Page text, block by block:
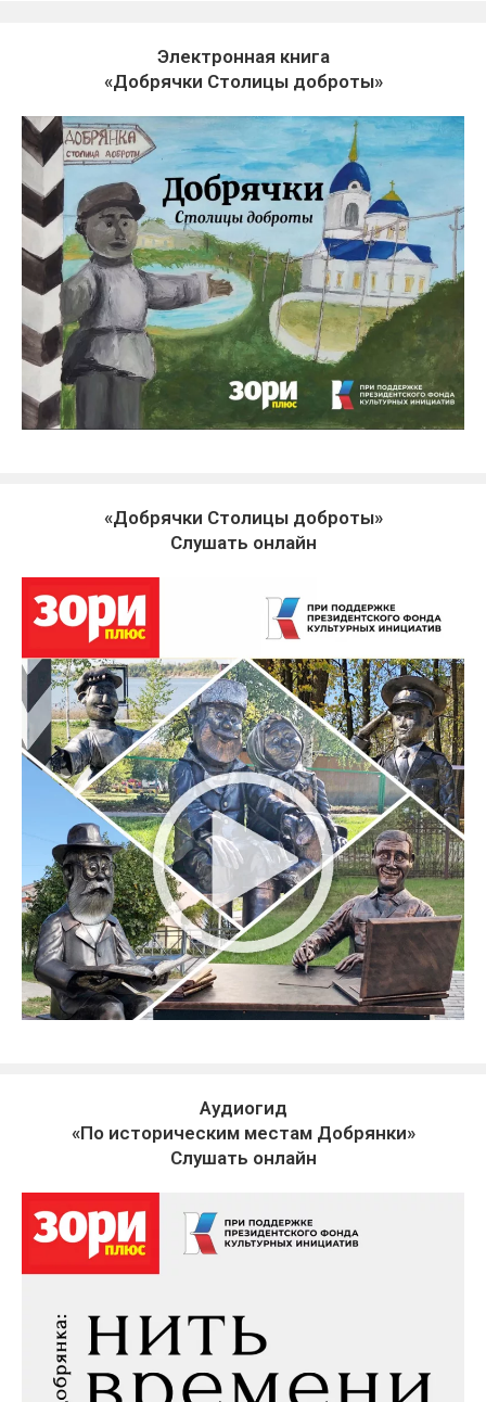
Электронная книга
«Добрячки Столицы доброты»
«Добрячки Столицы доброты»
Слушать онлайн
Аудиогид
«По историческим местам Добрянки»
Слушать онлайн